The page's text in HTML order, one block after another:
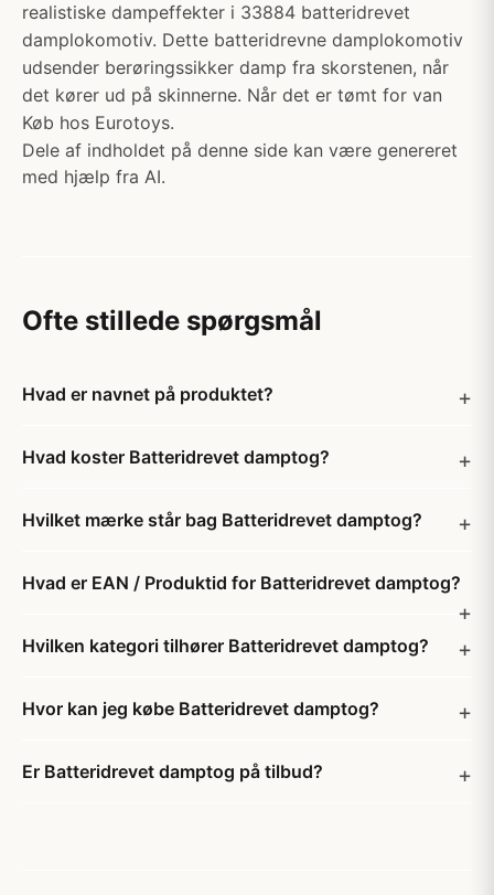
realistiske dampeffekter i 33884 batteridrevet
damplokomotiv. Dette batteridrevne damplokomotiv
udsender berøringssikker damp fra skorstenen, når
det kører ud på skinnerne. Når det er tømt for van
Køb hos Eurotoys.
Dele af indholdet på denne side kan være genereret
med hjælp fra AI.
Ofte stillede spørgsmål
Hvad er navnet på produktet?
Hvad koster Batteridrevet damptog?
Hvilket mærke står bag Batteridrevet damptog?
Hvad er EAN / Produktid for Batteridrevet damptog?
Hvilken kategori tilhører Batteridrevet damptog?
Hvor kan jeg købe Batteridrevet damptog?
Er Batteridrevet damptog på tilbud?